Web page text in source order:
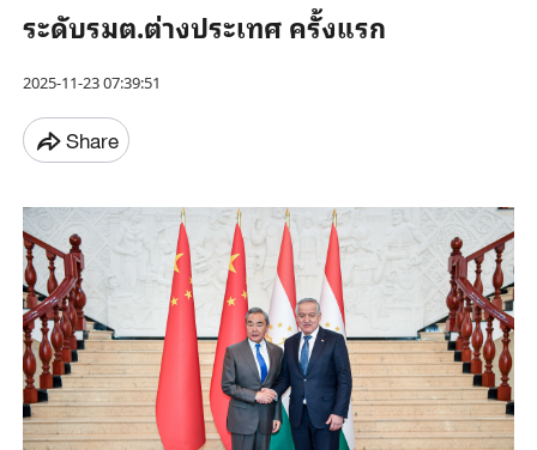
ระดับรมต.ต่างประเทศ ครั้งแรก
2025-11-23 07:39:51
Share